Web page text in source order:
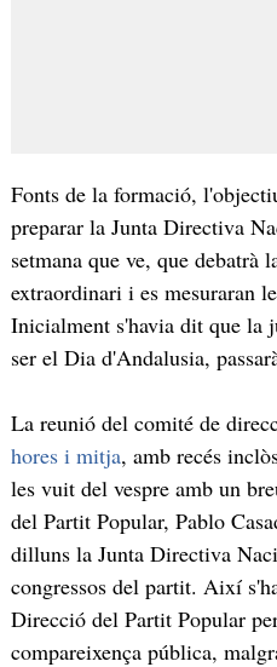
Fonts de la formació,
preparar la Junta Directiva
setmana que ve, que debatrà
extraordinari i es mesuraran
Inicialment s'havia dit que la
ser el Dia d'Andalusia,
La reunió del comité de
hores i mitja, amb recés
les vuit del vespre amb un
del Partit Popular, Pablo
dilluns la Junta Directiva
congressos del partit. Així
Direcció del Partit Popular
compareixença pública,